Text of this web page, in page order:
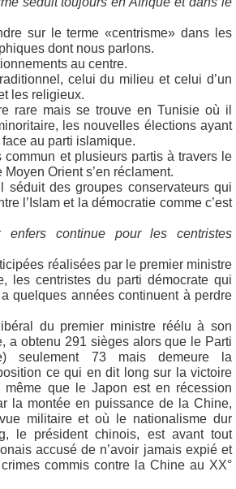
sur le terme «centrisme» dans les
dont nous parlons.
au centre.
celui du milieu et celui d’un
les religieux.
rare mais se trouve en Tunisie où il
les nouvelles élections ayant
au parti islamique.
commun et plusieurs partis à travers le
Orient s’en réclament.
séduit des groupes conservateurs qui
l’Islam et la démocratie comme c’est
continue pour les centristes
réalisées par le premier ministre
les centristes du parti démocrate qui
quelques années continuent à perdre
du premier ministre réélu à son
a obtenu 291 sièges alors que le Parti
seulement 73 mais demeure la
ce qui en dit long sur la victoire
que le Japon est en récession
la montée en puissance de la Chine,
militaire et où le nationalisme dur
le président chinois, est avant tout
accusé de n’avoir jamais expié et
commis contre la Chine au XX°